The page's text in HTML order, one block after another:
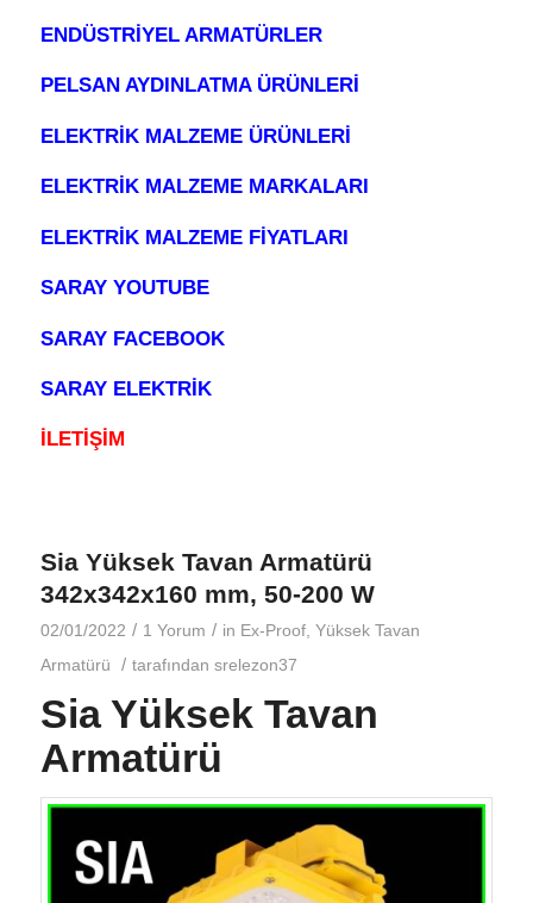
ENDÜSTRİYEL ARMATÜRLER
PELSAN AYDINLATMA ÜRÜNLERİ
ELEKTRİK MALZEME ÜRÜNLERİ
ELEKTRİK MALZEME MARKALARI
ELEKTRİK MALZEME FİYATLARI
SARAY YOUTUBE
SARAY FACEBOOK
SARAY ELEKTRİK
İLETİŞİM
Sia Yüksek Tavan Armatürü
342x342x160 mm, 50-200 W
02/01/2022 / 1 Yorum / in Ex-Proof, Yüksek Tavan
Armatürü
/ tarafından srelezon37
Sia Yüksek Tavan
Armatürü